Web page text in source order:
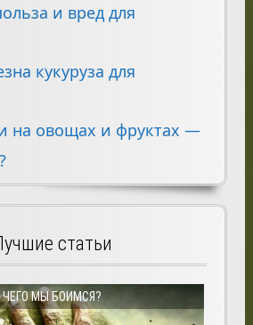
и вред для
кукуруза для
на овощах и фруктах —
статьи
ЧЕГО МЫ БОИМСЯ?